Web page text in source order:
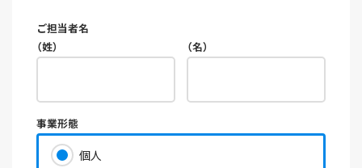
ご担当者名
（姓）
（名）
事業形態
個人